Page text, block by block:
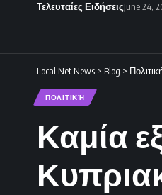
Τελευταίες ΕιδήσειςJune 24,
Local Net News > Blog >
ΠΟΛΙΤΙΚΉ
Καμία